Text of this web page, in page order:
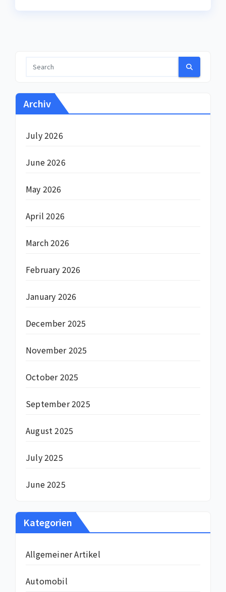
Archiv
July 2026
June 2026
May 2026
April 2026
March 2026
February 2026
January 2026
December 2025
November 2025
October 2025
September 2025
August 2025
July 2025
June 2025
Kategorien
Allgemeiner Artikel
Automobil